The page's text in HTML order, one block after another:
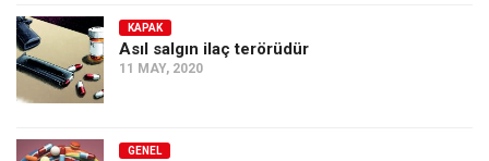
KAPAK
Asıl salgın ilaç terörüdür
11 MAY, 2020
GENEL